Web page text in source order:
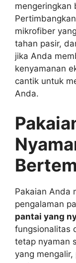
mengeringkan
mikrofiber
tahan pasir,
jika Anda
kenyamanan
cantik untuk
Anda.
Pakaian Anda
pengalaman
pantai yang
fungsionalitas
tetap nyaman
yang